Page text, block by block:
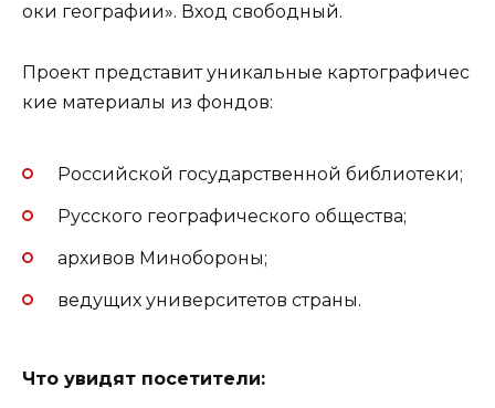
оки географии». Вход свободный.
Проект представит уникальные картографичес
кие материалы из фондов:
Российской государственной библиотеки;
Русского географического общества;
архивов Минобороны;
ведущих университетов страны.
Что увидят посетители: